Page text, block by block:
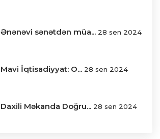
Ənənəvi sənətdən müa... 28 sen 2024
Mavi İqtisadiyyat: O... 28 sen 2024
Daxili Məkanda Doğru... 28 sen 2024